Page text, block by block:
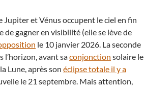
Jupiter et Vénus occupent le ciel en fin
de gagner en visibilité (elle se lève de
le 10 janvier 2026. La seconde
avant saconjonction solaire le
Lune, après son éclipse totale il y a
le 21 septembre. Mais attention,